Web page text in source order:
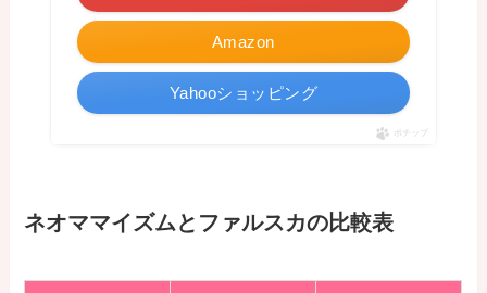
Amazon
Yahooショッピング
ポチップ
ネオママイズムとファルスカの比較表